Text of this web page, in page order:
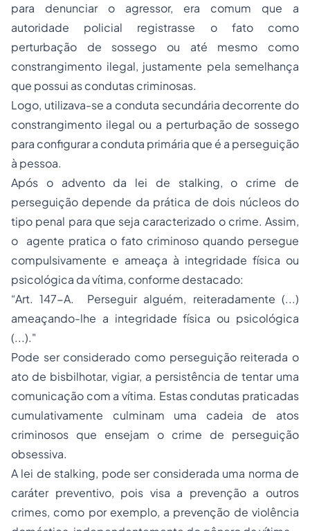
para denunciar o agressor, era comum que a
autoridade policial registrasse o fato como
perturbação de sossego ou até mesmo como
constrangimento ilegal, justamente pela semelhança
que possui as condutas criminosas.
Logo, utilizava-se a conduta secundária decorrente do
constrangimento ilegal ou a perturbação de sossego
para configurar a conduta primária que é a perseguição
à pessoa.
Após o advento da lei de stalking, o crime de
perseguição depende da prática de dois núcleos do
tipo penal para que seja caracterizado o crime. Assim,
o agente pratica o fato criminoso quando persegue
compulsivamente e ameaça à integridade física ou
psicológica da vítima, conforme destacado:
“Art. 147-A. Perseguir alguém, reiteradamente (...)
ameaçando-lhe a integridade física ou psicológica
(...)."
Pode ser considerado como perseguição reiterada o
ato de bisbilhotar, vigiar, a persistência de tentar uma
comunicação com a vítima. Estas condutas praticadas
cumulativamente culminam uma cadeia de atos
criminosos que ensejam o crime de perseguição
obsessiva.
A lei de stalking, pode ser considerada uma norma de
caráter preventivo, pois visa a prevenção a outros
crimes, como por exemplo, a prevenção de violência